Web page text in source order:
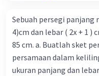
Sebuah persegi panjang
4)cm dan lebar ( 2x + 1 )
85 cm. a. Buatlah sket
persamaan dalam
ukuran panjang dan